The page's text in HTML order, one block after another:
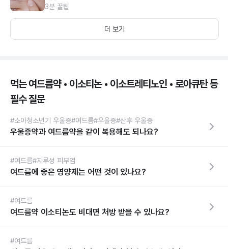
3분 꿀팁
더 보기
먹는 여드름약 • 이소티논 • 이소트레티노인 • 로아큐탄 등
필수 질문
#소아청소년기 우울증#여드름#우울증#산후 우울증
우울증약과 여드름약을 같이 복용해도 되나요?
#여드름#지루성 피부염
여드름에 좋은 영양제는 어떤 것이 있나요?
#여드름
여드름약 이소티논도 비대면 처방 받을 수 있나요?
#여드름